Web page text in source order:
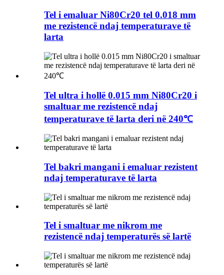
Tel i emaluar Ni80Cr20 tel 0.018 mm
me rezistencë ndaj temperaturave të
larta
Tel ultra i hollë 0.015 mm Ni80Cr20 i
smaltuar me rezistencë ndaj
temperaturave të larta deri në 240℃
Tel bakri mangani i emaluar rezistent
ndaj temperaturave të larta
Tel i smaltuar me nikrom me
rezistencë ndaj temperaturës së lartë